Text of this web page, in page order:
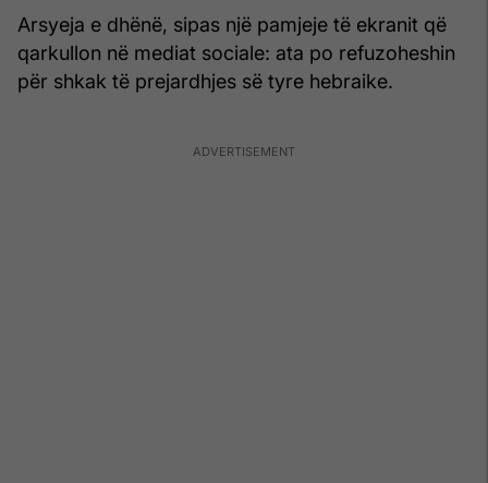
Arsyeja e dhënë, sipas një pamjeje të ekranit që
qarkullon në mediat sociale: ata po refuzoheshin
për shkak të prejardhjes së tyre hebraike.